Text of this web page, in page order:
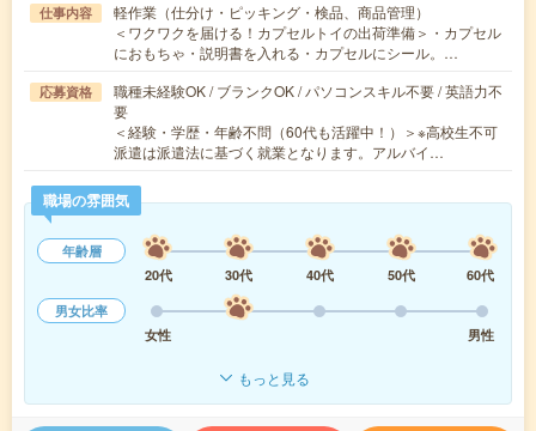
仕事内容
軽作業（仕分け・ピッキング・検品、商品管理）
＜ワクワクを届ける！カプセルトイの出荷準備＞・カプセル
におもちゃ・説明書を入れる・カプセルにシール。…
応募資格
職種未経験OK / ブランクOK / パソコンスキル不要 / 英語力不
要
＜経験・学歴・年齢不問（60代も活躍中！）＞※高校生不可
派遣は派遣法に基づく就業となります。アルバイ…
職場の雰囲気
年齢層
20代
30代 40代 50代
60代
男女比率
女性
男性
もっと見る